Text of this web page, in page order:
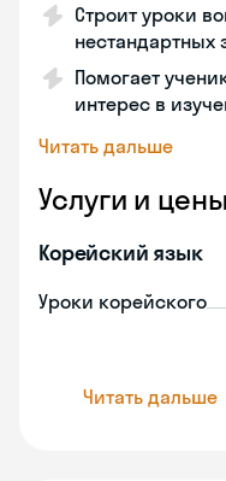
Строит уроки
нестандартных
Помогает
интерес в
Читать дальше
Услуги и цены
Корейский язык
Уроки корейского
Читать дальше